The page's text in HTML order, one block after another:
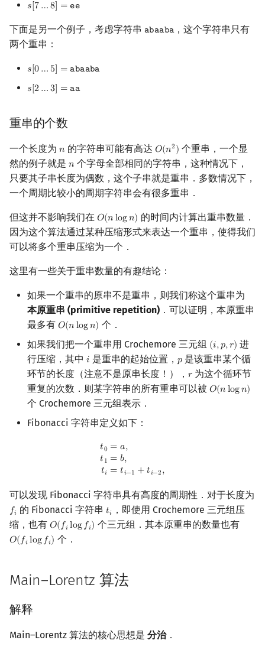
阶 & 原根
狄利克雷卷积
莫比乌斯反演
杜教筛
Powerful Number 筛
类欧几里德算法
Meissel–Lehmer 算法
连分数
博弈论
序理论
拟阵
Berlekamp–Massey 算法
树套树
动态树
PQ 树
手指树
霍夫曼树
哈密顿图
平面图
图的着色
网络流
图的匹配
Prüfer 序列
最大团搜索算法
支配树
图上随机游走
珂朵莉树/颜色段均摊
𝑠[7 …8] = 𝚎𝚎
s 7 …8]= ee
下面是另一个例子，考虑字符串 𝚊𝚋𝚊𝚊𝚋𝚊
abaaba ，这个字符串只有
两个重串：
𝑠[0…5] = 𝚊𝚋𝚊𝚊𝚋𝚊
s 0 …5]= ab aaba
𝑠[2…3] = 𝚊𝚊
s 2 …3]= aa
重串的个数
一个长度为 𝑛
n 的字符串可能有高达 𝑂(𝑛2)
O(n2) 个重串，一个显
然的例子就是 𝑛
n 个字母全部相同的字符串，这种情况下，
只要其子串长度为偶数，这个子串就是重串．多数情况下，
一个周期比较小的周期字符串会有很多重串．
但这并不影响我们在 𝑂(𝑛log𝑛)
O(nlogn)
的时间内计算出重串数量．
因为这个算法通过某种压缩形式来表达一个重串，使得我们
可以将多个重串压缩为一个．
这里有一些关于重串数量的有趣结论：
如果一个重串的原串不是重串，则我们称这个重串为
本原重串 (primitive repetition) ．可以证明，本原重串
最多有 𝑂(𝑛log𝑛)
O(nlogn)
个．
如果我们把一个重串用 Crochemore 三元组 (𝑖,𝑝,𝑟)
(i,p,r)
进
行压缩，其中 𝑖
i 是重串的起始位置， 𝑝
p是该重串某个循
环节的长度（注意不是原串长度！）， 𝑟
r 为这个循环节
重复的次数．则某字符串的所有重串可以被 𝑂(𝑛log𝑛)
O(nlogn)
个 Crochemore 三元组表示．
Fibonacci 字符串定义如下：
𝑡0 = 𝑎,
𝑡1 = 𝑏,
𝑡𝑖 = 𝑡𝑖−1 +𝑡𝑖−2,
=a, t1=b,
可以发现 Fibonacci 字符串具有高度的周期性．对于长度为
𝑓𝑖
f 的 Fibonacci 字符串𝑡𝑖
ti ，即使用 Crochemore 三元组压
缩，也有 𝑂(𝑓𝑖 log𝑓𝑖)
O(flogf) 个三元组．其本原重串的数量也有
𝑂(𝑓𝑖 log𝑓𝑖)
O(flogf) 个．
Main–Lorentz 算法
解释
Main–Lorentz 算法的核心思想是 分治．